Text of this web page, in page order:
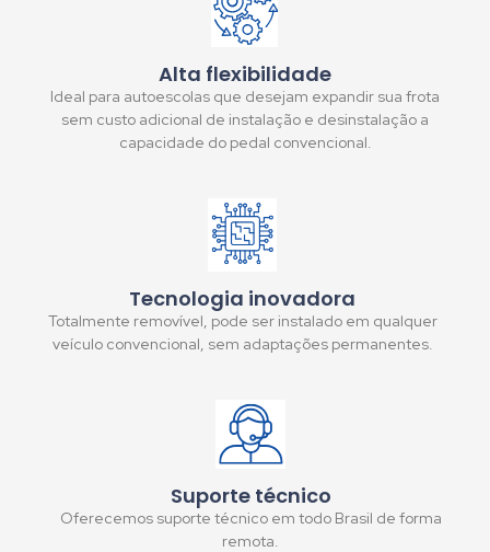
Tecnologia inovadora
Totalmente removível, pode ser instalado em qualquer
veículo convencional, sem adaptações permanentes.
Suporte técnico
Oferecemos suporte técnico em todo Brasil de forma
remota.
Alta flexibilidade
Ideal para autoescolas que desejam expandir sua frota
sem custo adicional de instalação e desinstalação a
capacidade do pedal convencional.